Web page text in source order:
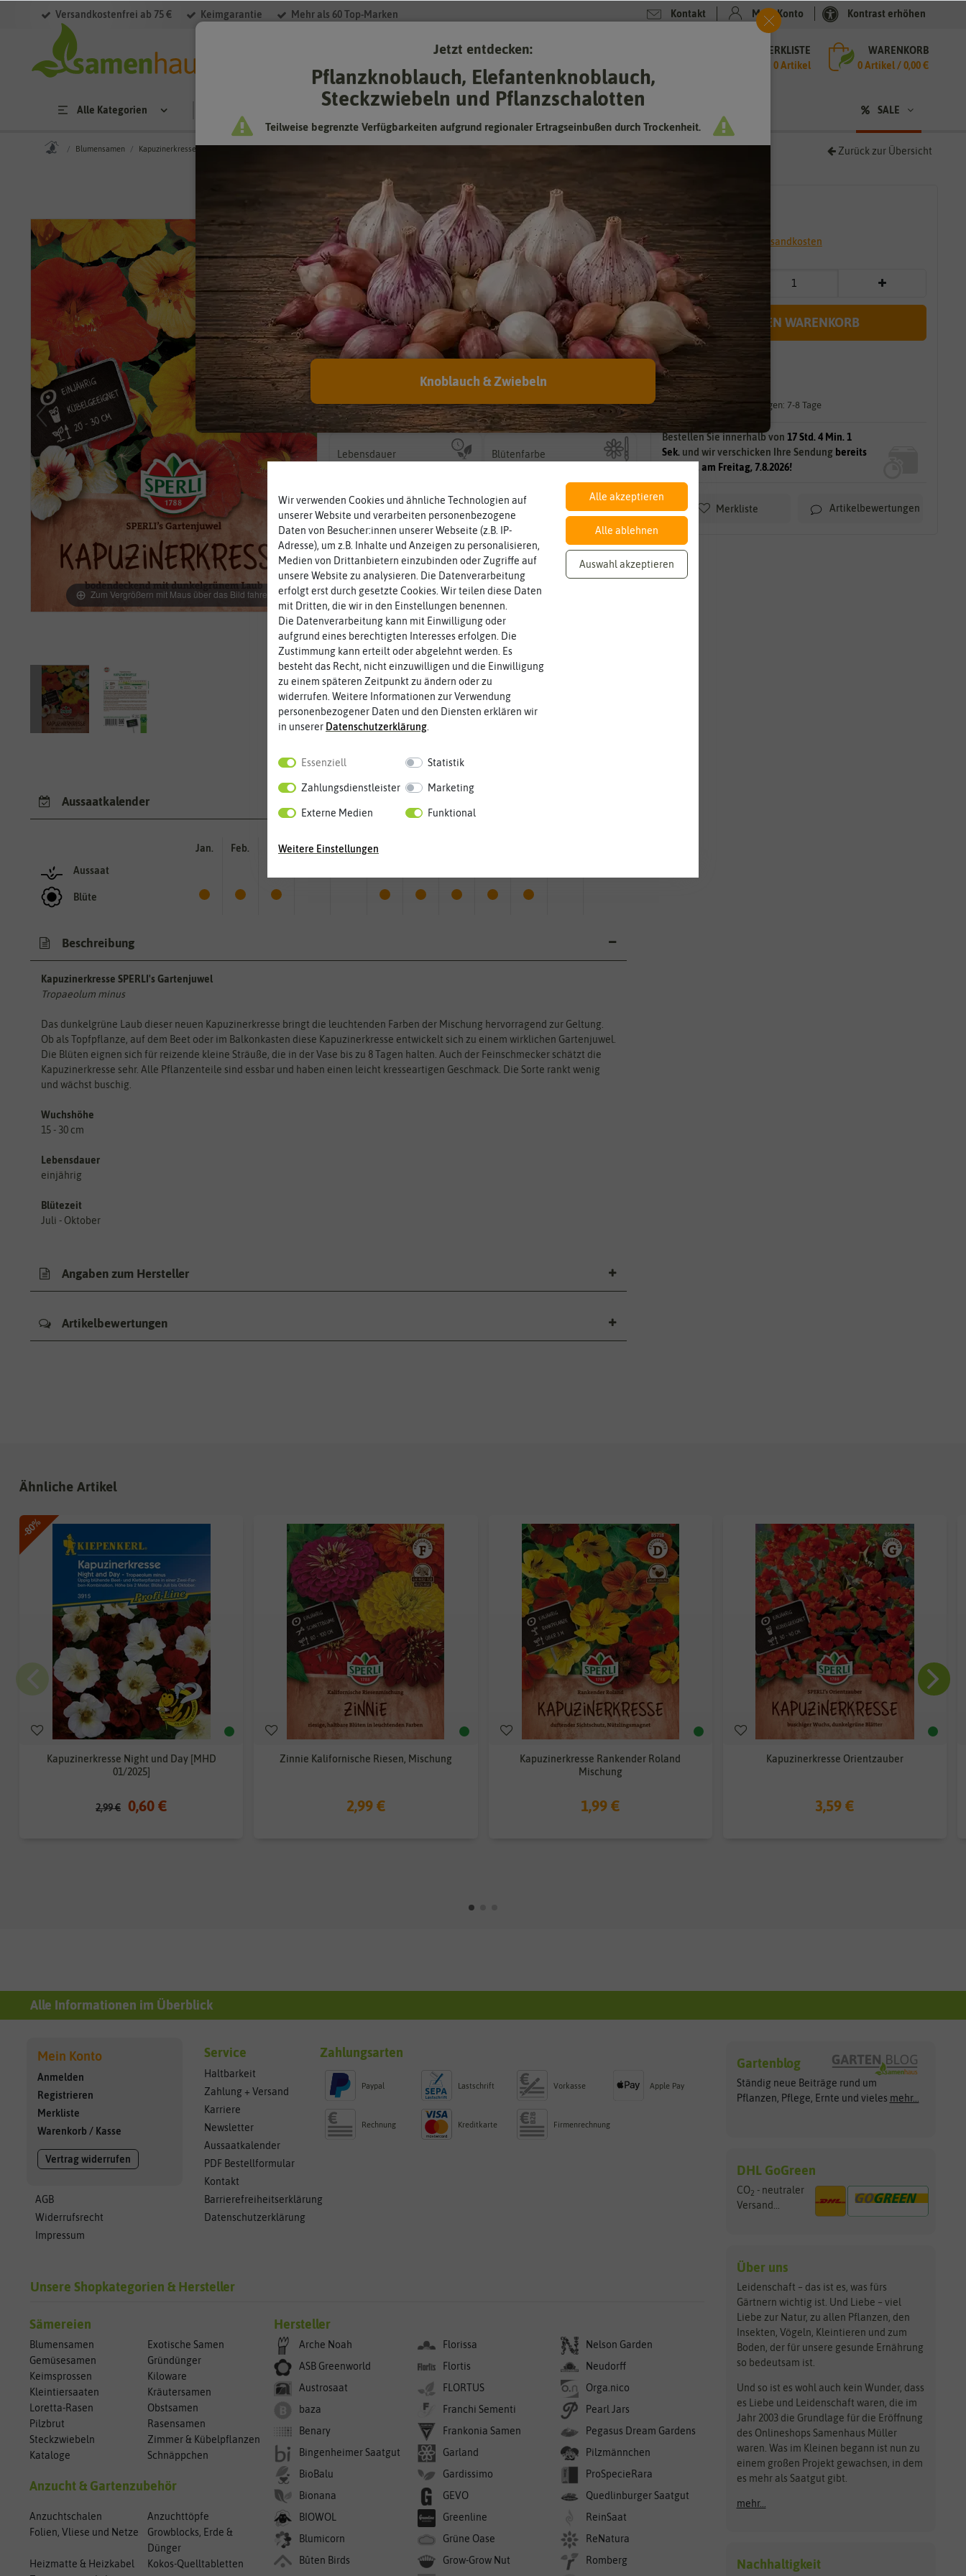
Versandkostenfrei ab 75 € Keimgarantie Mehr als 60 Top-Marken Kontakt Mein Konto Kontrast erhöhen
MERKLISTE
0 Artikel
WARENKORB
0Artikel /0,00 €
Alle Kategorien SALE
Blumensamen Kapuzinerkressesamen Zurück zur Übersicht
Zum Vergrößern mit Maus über das Bild fahren
* inkl. 7% MwSt. zzgl. Versandkosten
IN DEN WARENKORB
sofort lieferbar
gilt für 5Stück
Lieferzeit für größere Mengen: 7-8 Tage
Bestellen Sie innerhalb von 17 Std. 3 Min. 59
Sek. und wir verschicken Ihre Sendung bereits
morgen, am Freitag, 7.8.2026!
Merkliste Artikelbewertungen
Kapuzinerkresse SPERLI's Gartenjuwel
Intensive Farbe, Höhe ca. 25 cm
Hersteller:
Sperli-Samen
Artikelnummer:
85731_old32
EAN:
4001523857320
Standort
Wie viel Licht benötigt die
sonnig, vollsonnig)
Lebensdauer
mehrjährig. Blütenfarbe
auch mehrfarbig sein.
Aussaatkalender
Aussaat
Blüte
Jan. Feb. Mär. Apr. Mai Jun.
Beschreibung
Kapuzinerkresse SPERLI's Gartenjuwel
Tropaeolum minus
Das dunkelgrüne Laub dieser neuen Kapuzinerkresse bringt die leuchtenden Farben der Mischung hervorragend zur Geltung.
Ob als Topfpflanze, auf dem Beet oder im Balkonkasten diese Kapuzinerkresse entwickelt sich zu einem wirklichen Gartenjuwel.
Die Blüten eignen sich für reizende kleine Sträuße, die in der Vase bis zu 8 Tagen halten. Auch der Feinschmecker schätzt die
Kapuzinerkresse sehr. Alle Pflanzenteile sind essbar und haben einen leicht kresseartigen Geschmack. Die Sorte rankt wenig
und wächst buschig.
Wuchshöhe
15 - 30 cm
Lebensdauer
einjährig
Blütezeit
Juli - Oktober
Angaben zum Hersteller
Artikelbewertungen
Ähnliche Artikel
-80%
Kapuzinerkresse Night und Day [MHD
01/2025]
2,99 € 0,60 €
Zinnie Kalifornische Riesen, Mischung
2,99 €
Kapuzinerkresse Rankender Roland
Mischung
1,99 €
Kapuzinerkresse Orientzauber
3,59 €
Alle Informationen im Überblick
Mein Konto
Anmelden
Registrieren
Merkliste
Warenkorb / Kasse
Vertrag widerrufen
AGB
Widerrufsrecht
Impressum
Service
Haltbarkeit
Zahlung + Versand
Karriere
Newsletter
Aussaatkalender
PDF Bestellformular
Kontakt
Barrierefreiheitserklärung
Datenschutzerklärung
Zahlungsarten
Paypal Lastschrift Vorkasse Apple Pay
Rechnung Kreditkarte Firmenrechnung
Unsere Shopkategorien & Hersteller
Sämereien
Blumensamen
Exotische Samen
Gemüsesamen
Gründünger
Keimsprossen
Kiloware
Kleintiersaaten
Kräutersamen
Loretta-Rasen
Obstsamen
Pilzbrut
Rasensamen
Steckzwiebeln
Zimmer & Kübelpflanzen
Kataloge
Schnäppchen
Anzucht & Gartenzubehör
Anzuchtschalen
Anzuchttöpfe
Folien, Vliese und Netze
Growblocks, Erde &
Dünger
Heizmatte & Heizkabel
Kokos-Quelltabletten
Hersteller
Arche Noah
ASB Greenworld
Austrosaat
baza
Benary
Bingenheimer Saatgut
BioBalu
Bionana
BIOWOL
Blumicorn
Bûten Birds
Florissa
Flortis
FLORTUS
Franchi Sementi
Frankonia Samen
Garland
Gardissimo
GEVO
Greenline
Grüne Oase
Grow-Grow Nut
Nelson Garden
Neudorff
Orga.nico
Pearl Jars
Pegasus Dream Gardens
Pilzmännchen
ProSpecieRara
Quedlinburger Saatgut
ReinSaat
ReNatura
Romberg
Gartenblog
Ständig neue Beiträge rund um
Pflanzen, Pflege, Ernte und vieles mehr...
DHL GoGreen
CO2 - neutraler
Versand...
Über uns
Leidenschaft – das ist es, was fürs
Gärtnern wichtig ist. Und Liebe – viel
Liebe zur Natur, zu allen Pflanzen, den
Insekten, Vögeln, Kleintieren und zum
Boden, der für unsere gesunde Ernährung
so bedeutsam ist.
Und so ist es wohl auch kein Wunder, dass
es Liebe und Leidenschaft waren, die im
Jahr 2003 die Grundlage für die Eröffnung
des Onlineshops Samenhaus Müller
waren. Was im Kleinen begann ist nun zu
einem großen Projekt gewachsen, in dem
es mehr als Saatgut gibt.
mehr...
Nachhaltigkeit
Wir verwenden Cookies und ähnliche Technologien auf
unserer Website und verarbeiten personenbezogene
Daten von Besucher:innen unserer Webseite (z.B. IP-
Adresse), um z.B. Inhalte und Anzeigen zu personalisieren,
Medien von Drittanbietern einzubinden oder Zugriffe auf
unsere Website zu analysieren. Die Datenverarbeitung
erfolgt erst durch gesetzte Cookies. Wir teilen diese Daten
mit Dritten, die wir in den Einstellungen benennen.
Die Datenverarbeitung kann mit Einwilligung oder
aufgrund eines berechtigten Interesses erfolgen. Die
Zustimmung kann erteilt oder abgelehnt werden. Es
besteht das Recht, nicht einzuwilligen und die Einwilligung
zu einem späteren Zeitpunkt zu ändern oder zu
widerrufen. Weitere Informationen zur Verwendung
personenbezogener Daten und den Diensten erklären wir
in unserer Daten­schutz­erklärung
Essenziell Statistik
Zahlungsdienstleister Marketing
Externe Medien Funktional
Weitere Einstellungen
Alle akzeptieren
Alle ablehnen
Auswahl akzeptieren
Jetzt entdecken:
Pflanzknoblauch, Elefantenknoblauch,
Steckzwiebeln und Pflanzschalotten
Teilweise begrenzte Verfügbarkeiten aufgrund regionaler Ertragseinbußen durch Trockenheit.
Knoblauch & Zwiebeln